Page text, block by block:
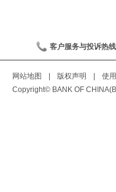
客户服务与投诉热线
网站地图 版权声明 使
Copyright© BANK OF